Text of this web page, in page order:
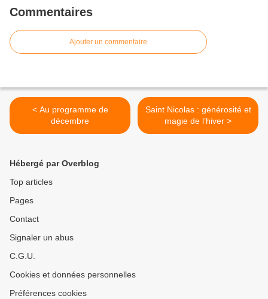
Commentaires
Ajouter un commentaire
< Au programme de
décembre
Saint Nicolas : générosité et
magie de l’hiver >
Hébergé par Overblog
Top articles
Pages
Contact
Signaler un abus
C.G.U.
Cookies et données personnelles
Préférences cookies